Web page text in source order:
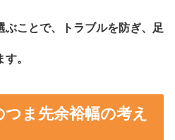
ぶことで、トラブルを防ぎ、足
。
ま先余裕幅の考え